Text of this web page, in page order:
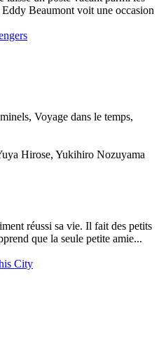
Beaumont voit une occasion
Voyage dans le temps,
Hirose, Yukihiro Nozuyama
réussi sa vie. Il fait des petits
que la seule petite amie...